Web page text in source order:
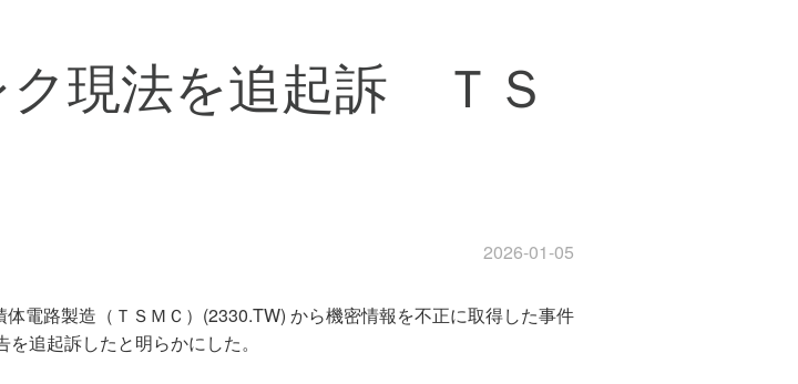
ク現法を追起訴 ＴＳ
2026-01-05
電路製造（ＴＳＭＣ）(2330.TW) から機密情報を不正に取得した事件
追起訴したと明らかにした。